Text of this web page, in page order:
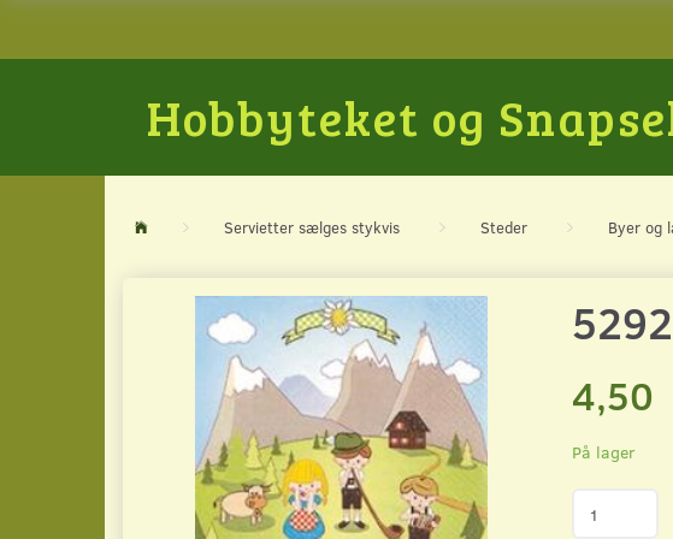
Hobbyteket og
Servietter sælges stykvis Steder Byer og
4,50
På lager